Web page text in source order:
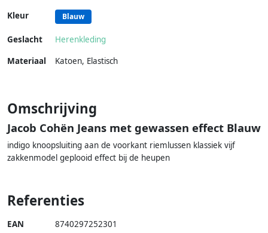
Kleur Blauw
Geslacht
Herenkleding
Materiaal
Katoen, Elastisch
Omschrijving
Jacob Cohën Jeans met gewassen effect Blauw
indigo knoopsluiting aan de voorkant riemlussen klassiek vijf
zakkenmodel geplooid effect bij de heupen
Referenties
EAN 8740297252301